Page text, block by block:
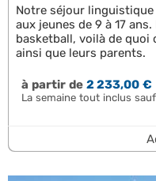
Notre séjour linguistique
aux jeunes de 9 à 17
basketball, voilà de
ainsi que leurs parents.
à partir de2 233,00 €
La semaine tout inclus